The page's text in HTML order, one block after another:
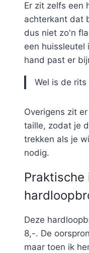
Er zit zelfs een
achterkant dat
dus niet zo'n
een huissleutel
hand past er
Wel is de
Overigens zit
taille, zodat je
trekken als je
nodig.
Deze
8,-. De
maar toen ik